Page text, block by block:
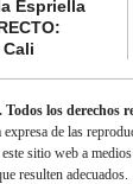
Espriella
los derechos
de las
sitio web a
resulten adecuados.